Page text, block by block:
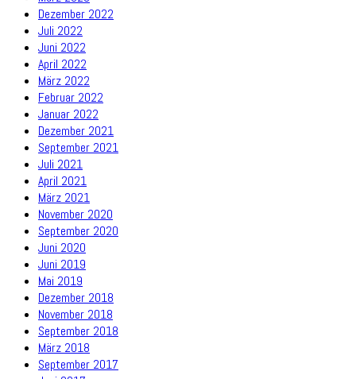
Dezember 2022
Juli 2022
Juni 2022
April 2022
März 2022
Februar 2022
Januar 2022
Dezember 2021
September 2021
Juli 2021
April 2021
März 2021
November 2020
September 2020
Juni 2020
Juni 2019
Mai 2019
Dezember 2018
November 2018
September 2018
März 2018
September 2017